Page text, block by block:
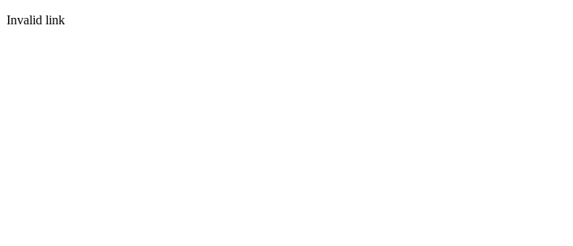
Invalid link